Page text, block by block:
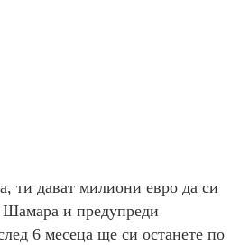
ти дават милиони евро да си
и предупреди
6 месеца ще си останете по